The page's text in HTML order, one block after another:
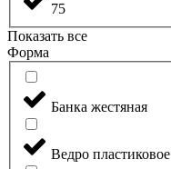
75
Показать все
Форма
Банка жестяная
Ведро пластиковое